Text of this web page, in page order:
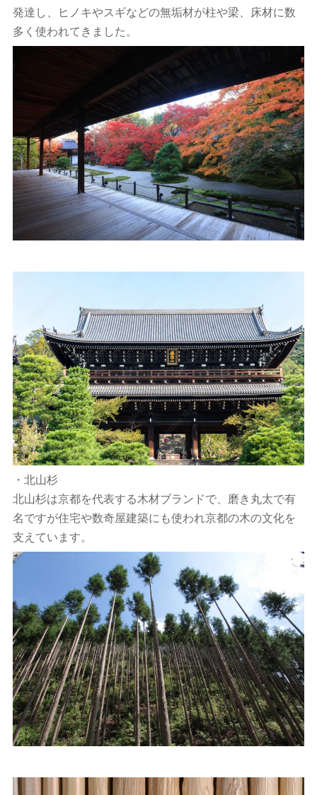
発達し、ヒノキやスギなどの無垢材が柱や梁、床材に数
多く使われてきました。
・北山杉
北山杉は京都を代表する木材ブランドで、磨き丸太で有
名ですが住宅や数奇屋建築にも使われ京都の木の文化を
支えています。